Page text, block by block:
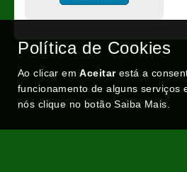
€ 4,06
Política de Cookies
Ao clicar emAceitarestá a
funcionamento de alguns serviços
nós clique no botão Saiba Mais.